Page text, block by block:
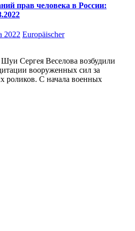
прав человека в России:
2022 Europäischer
Сергея Веселова возбудили
вооруженных сил за
роликов. С начала военных